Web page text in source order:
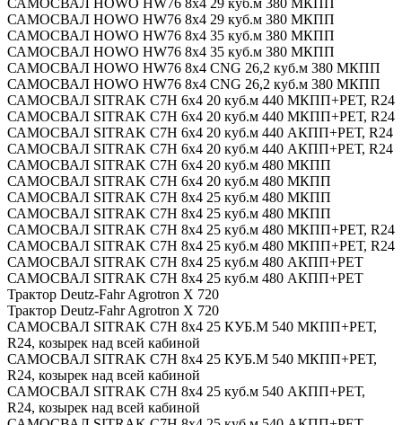
САМОСВАЛ HOWO HW76 8x4 29 куб.м 380 МКПП
САМОСВАЛ HOWO HW76 8x4 29 куб.м 380 МКПП
САМОСВАЛ HOWO HW76 8x4 35 куб.м 380 МКПП
САМОСВАЛ HOWO HW76 8x4 35 куб.м 380 МКПП
САМОСВАЛ HOWO HW76 8x4 CNG 26,2 куб.м 380 МКПП
САМОСВАЛ HOWO HW76 8x4 CNG 26,2 куб.м 380 МКПП
САМОСВАЛ SITRAK C7H 6x4 20 куб.м 440 МКПП+РЕТ, R24
САМОСВАЛ SITRAK C7H 6x4 20 куб.м 440 МКПП+РЕТ, R24
САМОСВАЛ SITRAK C7H 6x4 20 куб.м 440 АКПП+РЕТ, R24
САМОСВАЛ SITRAK C7H 6x4 20 куб.м 440 АКПП+РЕТ, R24
САМОСВАЛ SITRAK C7H 6x4 20 куб.м 480 МКПП
САМОСВАЛ SITRAK C7H 6x4 20 куб.м 480 МКПП
САМОСВАЛ SITRAK C7H 8x4 25 куб.м 480 МКПП
САМОСВАЛ SITRAK C7H 8x4 25 куб.м 480 МКПП
САМОСВАЛ SITRAK C7H 8x4 25 куб.м 480 МКПП+РЕТ, R24
САМОСВАЛ SITRAK C7H 8x4 25 куб.м 480 МКПП+РЕТ, R24
САМОСВАЛ SITRAK C7H 8x4 25 куб.м 480 АКПП+РЕТ
САМОСВАЛ SITRAK C7H 8x4 25 куб.м 480 АКПП+РЕТ
Трактор Deutz-Fahr Agrotron X 720
Трактор Deutz-Fahr Agrotron X 720
САМОСВАЛ SITRAK C7H 8x4 25 КУБ.М 540 МКПП+РЕТ,
R24, козырек над всей кабиной
САМОСВАЛ SITRAK C7H 8x4 25 КУБ.М 540 МКПП+РЕТ,
R24, козырек над всей кабиной
САМОСВАЛ SITRAK C7H 8x4 25 куб.м 540 АКПП+РЕТ,
R24, козырек над всей кабиной